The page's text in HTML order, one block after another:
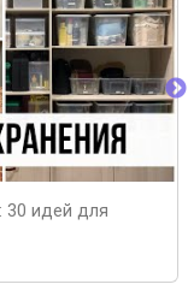
30 идей для